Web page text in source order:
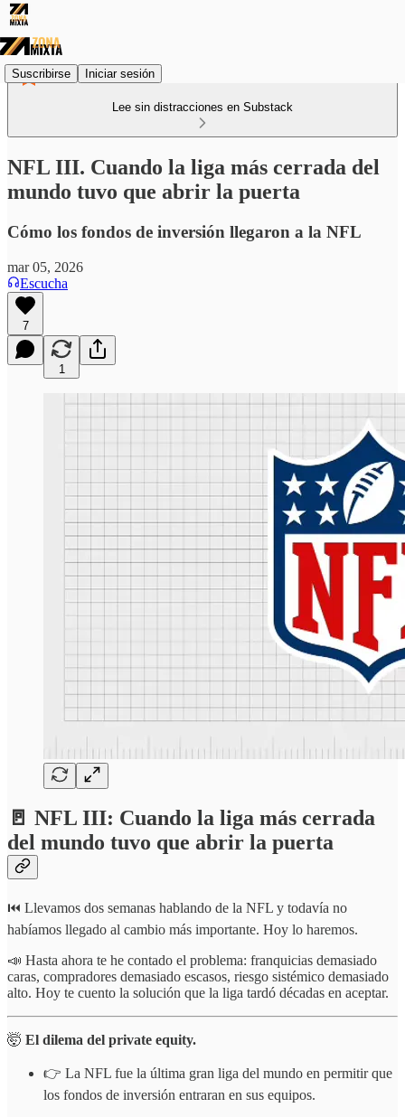
Suscribirse Iniciar sesión
Lee sin distracciones en Substack
NFL III. Cuando la liga más cerrada del
mundo tuvo que abrir la puerta
Cómo los fondos de inversión llegaron a la NFL
mar 05, 2026
Escucha
7
1
🚪 NFL III: Cuando la liga más cerrada
del mundo tuvo que abrir la puerta
⏮️ Llevamos dos semanas hablando de la NFL y todavía no
habíamos llegado al cambio más importante. Hoy lo haremos.
📣 Hasta ahora te he contado el problema: franquicias demasiado
caras, compradores demasiado escasos, riesgo sistémico demasiado
alto. Hoy te cuento la solución que la liga tardó décadas en aceptar.
🤯 El dilema del private equity.
👉 La NFL fue la última gran liga del mundo en permitir que
los fondos de inversión entraran en sus equipos.